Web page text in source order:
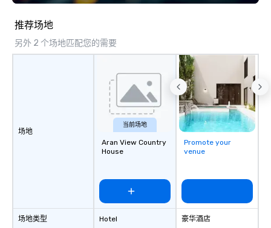
Fully customizable by
推荐场地
另外 2 个场地匹配您的需要
场地
场地类型
当前场地
Aran View Country
House
Hotel
Promote your
venue
豪华酒店